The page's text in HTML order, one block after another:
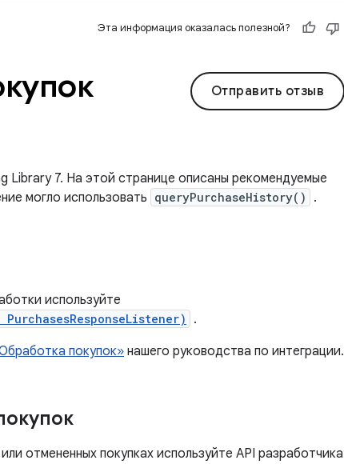
Эта информация оказалась полезной?
Отправить отзыв
Library 7. На этой странице описаны рекомендуемые
могло использовать queryPurchaseHistory() .
используйте
PurchasesResponseListener)
.
покупок» нашего руководства по интеграции.
отмененных покупках используйте API разработчика